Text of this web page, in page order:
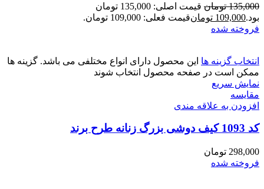
135,000 تومان
قیمت اصلی: 135,000 تومان
بود.109,000 تومانقیمت فعلی: 109,000 تومان.
فروخته شده
انتخاب گزینه ها این محصول دارای انواع مختلفی می باشد. گزینه ها
ممکن است در صفحه محصول انتخاب شوند
نمایش سریع
مقايسه
افزودن به علاقه مندی
کد 1093 کیف دوشی بزرگ زنانه طرح برند
298,000 تومان
فروخته شده